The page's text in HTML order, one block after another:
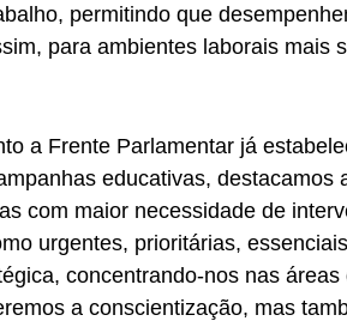
permitindo que
para ambientes laborais mais
a Frente Parlamentar já
educativas, destacamos
com maior necessidade de
urgentes, prioritárias,
concentrando-nos nas
a conscientização, mas